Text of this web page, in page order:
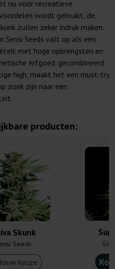
nu voor recreatieve
wordt gebruikt, de
zullen zeker indruk maken.
Sensi Seeds valt op als een
met hoge opbrengsten en
erfgoed, gecombineerd
high, maakt het een must-try
zoek zijn naar een
producten:
Skunk
Seeds
keuze